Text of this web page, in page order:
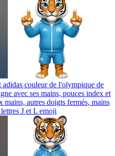
adidas couleur de l'olympique de
avec ses mains, pouces index et
mains, autres doigts fermés, mains
J et L emoji